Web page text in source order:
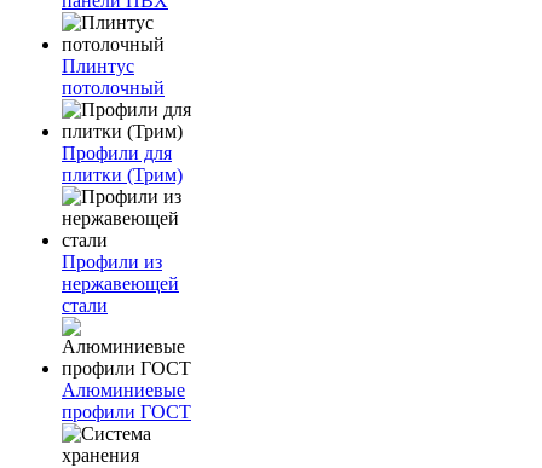
Плинтус
потолочный
Профили для
плитки (Трим)
Профили из
нержавеющей
стали
Алюминиевые
профили ГОСТ